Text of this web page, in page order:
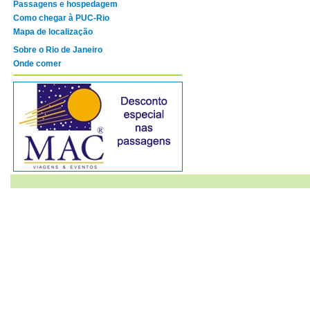
Passagens e hospedagem
Como chegar à PUC-Rio
Mapa de localização
Sobre o Rio de Janeiro
Onde comer